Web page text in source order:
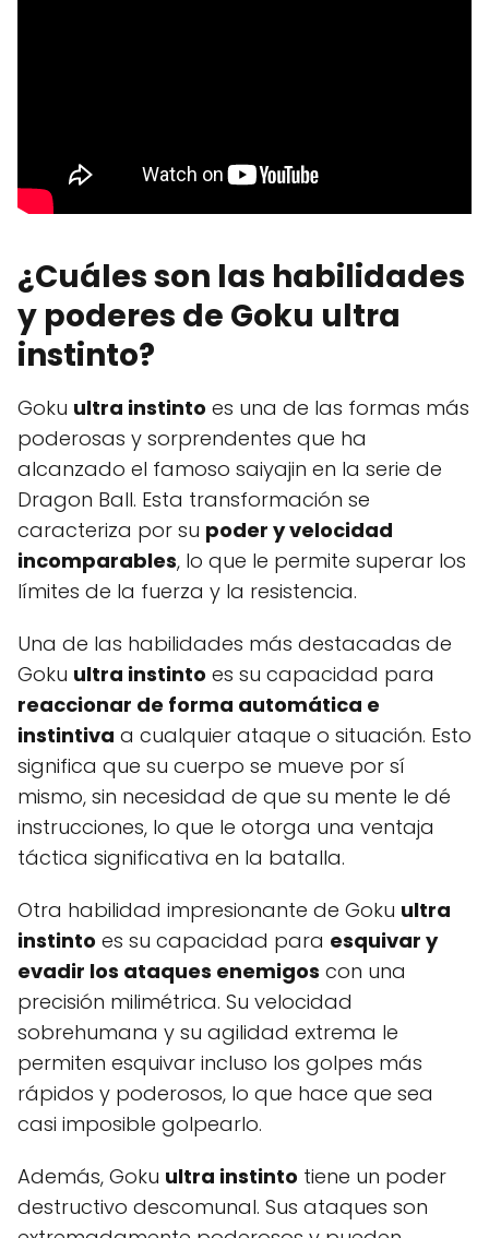
¿Cuáles son las habilidades
y poderes de Goku ultra
instinto?
Goku ultra instinto es una de las formas más
poderosas y sorprendentes que ha
alcanzado el famoso saiyajin en la serie de
Dragon Ball. Esta transformación se
caracteriza por su poder y velocidad
incomparables, lo que le permite superar los
límites de la fuerza y la resistencia.
Una de las habilidades más destacadas de
Goku ultra instinto es su capacidad para
reaccionar de forma automática e
instintiva a cualquier ataque o situación. Esto
significa que su cuerpo se mueve por sí
mismo, sin necesidad de que su mente le dé
instrucciones, lo que le otorga una ventaja
táctica significativa en la batalla.
Otra habilidad impresionante de Goku ultra
instinto es su capacidad para esquivar y
evadir los ataques enemigos con una
precisión milimétrica. Su velocidad
sobrehumana y su agilidad extrema le
permiten esquivar incluso los golpes más
rápidos y poderosos, lo que hace que sea
casi imposible golpearlo.
Además, Goku ultra instinto tiene un poder
destructivo descomunal. Sus ataques son